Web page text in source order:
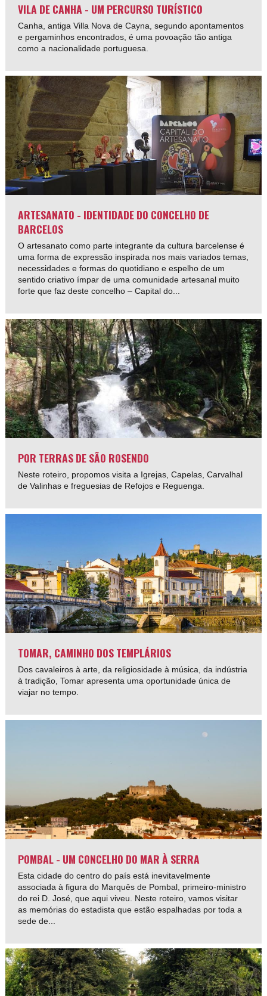
VILA DE CANHA - UM PERCURSO TURÍSTICO
Canha, antiga Villa Nova de Cayna, segundo apontamentos
e pergaminhos encontrados, é uma povoação tão antiga
como a nacionalidade portuguesa.
ARTESANATO - IDENTIDADE DO CONCELHO DE
BARCELOS
O artesanato como parte integrante da cultura barcelense é
uma forma de expressão inspirada nos mais variados temas,
necessidades e formas do quotidiano e espelho de um
sentido criativo ímpar de uma comunidade artesanal muito
forte que faz deste concelho – Capital do...
POR TERRAS DE SÃO ROSENDO
Neste roteiro, propomos visita a Igrejas, Capelas, Carvalhal
de Valinhas e freguesias de Refojos e Reguenga.
TOMAR, CAMINHO DOS TEMPLÁRIOS
Dos cavaleiros à arte, da religiosidade à música, da indústria
à tradição, Tomar apresenta uma oportunidade única de
viajar no tempo.
POMBAL - UM CONCELHO DO MAR À SERRA
Esta cidade do centro do país está inevitavelmente
associada à figura do Marquês de Pombal, primeiro-ministro
do rei D. José, que aqui viveu. Neste roteiro, vamos visitar
as memórias do estadista que estão espalhadas por toda a
sede de...